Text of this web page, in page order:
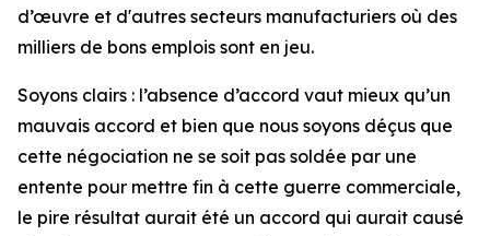
d’œuvre et d'autres secteurs manufacturiers où des
milliers de bons emplois sont en jeu.
Soyons clairs : l’absence d’accord vaut mieux qu’un
mauvais accord et bien que nous soyons déçus que
cette négociation ne se soit pas soldée par une
entente pour mettre fin à cette guerre commerciale,
le pire résultat aurait été un accord qui aurait causé